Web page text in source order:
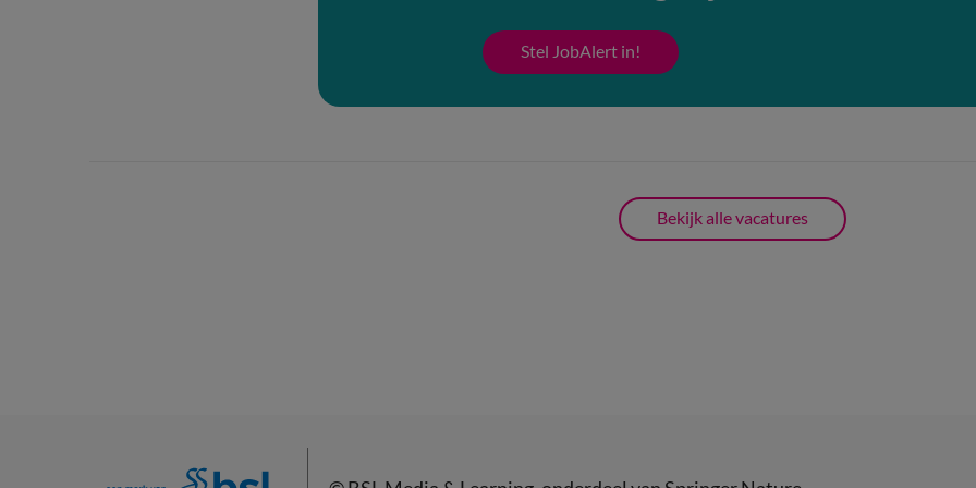
Stel JobAlert in!
Bekijk alle vacatures